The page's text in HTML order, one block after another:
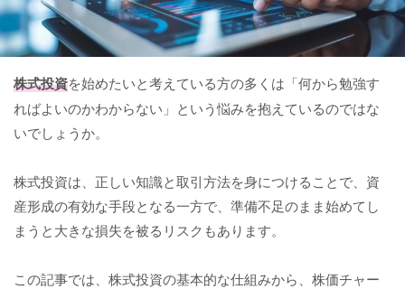
株式投資を始めたいと考えている方の多くは「何から勉強す
ればよいのかわからない」という悩みを抱えているのではな
いでしょうか。
株式投資は、正しい知識と取引方法を身につけることで、資
産形成の有効な手段となる一方で、準備不足のまま始めてし
まうと大きな損失を被るリスクもあります。
この記事では、株式投資の基本的な仕組みから、株価チャー